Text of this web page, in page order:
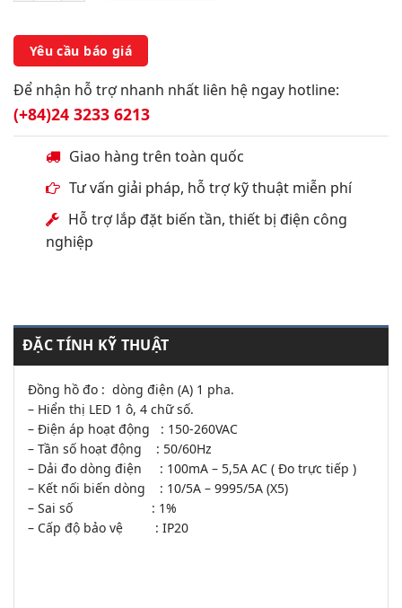
Yêu cầu báo giá
Để nhận hỗ trợ nhanh nhất liên hệ ngay hotline:
(+84)24 3233 6213
Giao hàng trên toàn quốc
Tư vấn giải pháp, hỗ trợ kỹ thuật miễn phí
Hỗ trợ lắp đặt biến tần, thiết bị điện công
nghiệp
ĐẶC TÍNH KỸ THUẬT
Đồng hồ đo : dòng điện (A) 1 pha.
– Hiển thị LED 1 ô, 4 chữ số.
– Điện áp hoạt động : 150-260VAC
– Tần số hoạt động : 50/60Hz
– Dải đo dòng điện : 100mA – 5,5A AC ( Đo trực tiếp )
– Kết nối biến dòng : 10/5A – 9995/5A (X5)
– Sai số : 1%
– Cấp độ bảo vệ : IP20